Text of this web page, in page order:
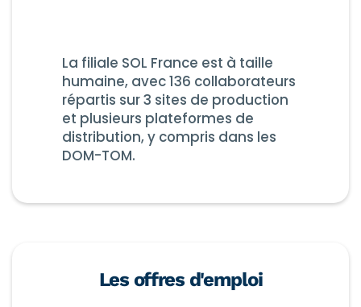
La filiale SOL France est à taille
humaine, avec 136 collaborateurs
répartis sur 3 sites de production
et plusieurs plateformes de
distribution, y compris dans les
DOM-TOM.
Les offres d'emploi